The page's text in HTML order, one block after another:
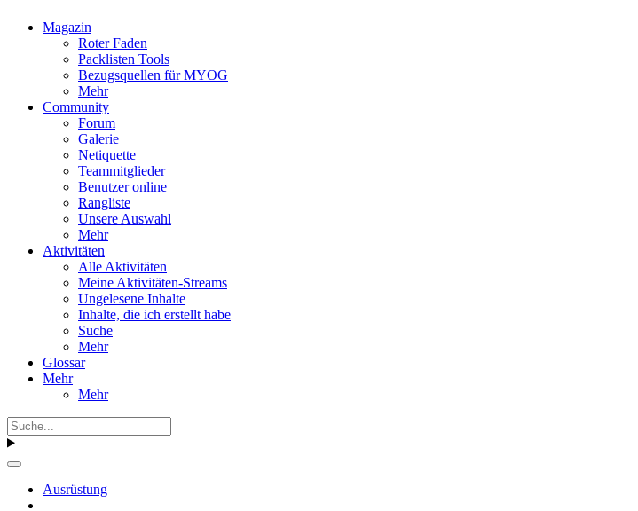
Magazin
Roter Faden
Packlisten Tools
Bezugsquellen für MYOG
Mehr
Community
Forum
Galerie
Netiquette
Teammitglieder
Benutzer online
Rangliste
Unsere Auswahl
Mehr
Aktivitäten
Alle Aktivitäten
Meine Aktivitäten-Streams
Ungelesene Inhalte
Inhalte, die ich erstellt habe
Suche
Mehr
Glossar
Mehr
Mehr
Ausrüstung